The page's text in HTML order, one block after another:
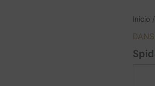
Inicio /
DANS